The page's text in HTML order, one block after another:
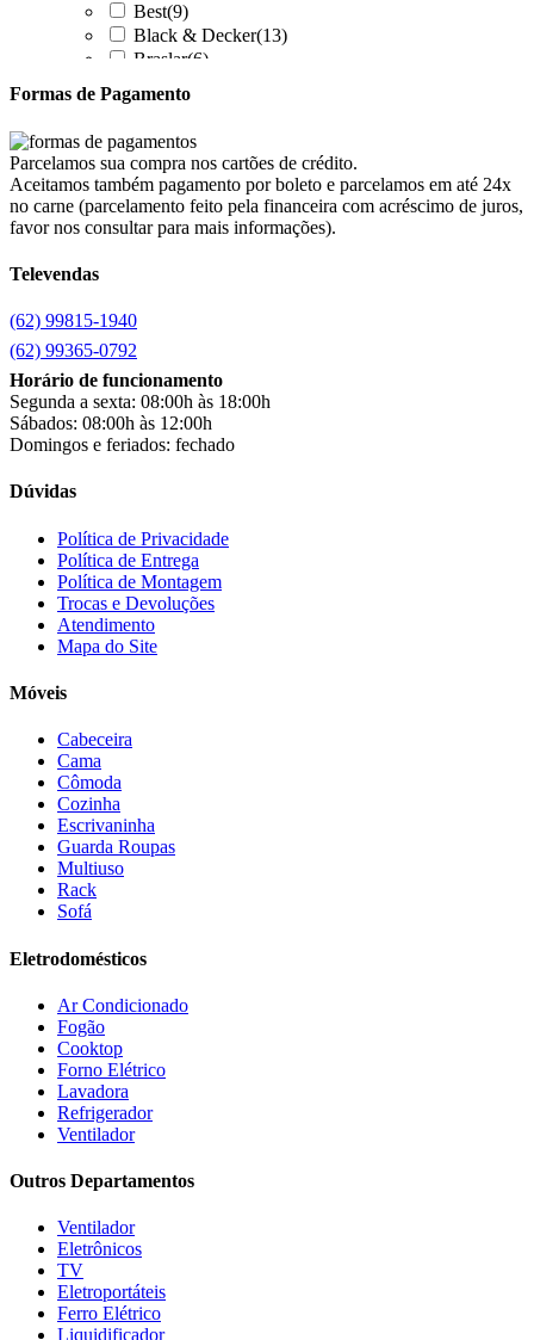
Best(9)
Black & Decker(13)
Braslar(6)
Britânia
Cairu(7)
Canaã Moveis (0)
Canaã Móveis(2)
Carioca Móveis(8)
Clarice
clock
Colibri
Colli(53)
Colormaq(43)
Companhia do Estofado
Cotherm(2)
D' Doro Móveis
Dako(23)
Demóbile(13)
Dômina
Doripel
Estofados solar
Fischer
Giga
Gree(3)
Henn
Hisense
Hot Sat
HP
JB BECHARA
Kaiki Móveis
KAMABEL
kasper
Kaza
Formas de Pagamento
Parcelamos sua compra nos cartões de crédito.
Aceitamos também pagamento por boleto e parcelamos em até 24x
no carne (parcelamento feito pela financeira com acréscimo de juros,
favor nos consultar para mais informações).
Televendas
(62) 99815-1940
(62) 99365-0792
Horário de funcionamento
Segunda a sexta: 08:00h às 18:00h
Sábados: 08:00h às 12:00h
Domingos e feriados: fechado
Dúvidas
Política de Privacidade
Política de Entrega
Política de Montagem
Trocas e Devoluções
Atendimento
Mapa do Site
Móveis
Cabeceira
Cama
Cômoda
Cozinha
Escrivaninha
Guarda Roupas
Multiuso
Rack
Sofá
Eletrodomésticos
Ar Condicionado
Fogão
Cooktop
Forno Elétrico
Lavadora
Refrigerador
Ventilador
Outros Departamentos
Ventilador
Eletrônicos
TV
Eletroportáteis
Ferro Elétrico
Liquidificador